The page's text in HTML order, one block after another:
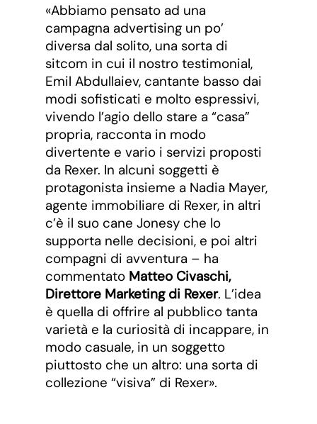
«Abbiamo pensato ad una
campagna advertising un po’
diversa dal solito, una sorta di
sitcom in cui il nostro testimonial,
Emil Abdullaiev, cantante basso dai
modi sofisticati e molto espressivi,
vivendo l’agio dello stare a “casa”
propria, racconta in modo
divertente e vario i servizi proposti
da Rexer. In alcuni soggetti è
protagonista insieme a Nadia Mayer,
agente immobiliare di Rexer, in altri
c’è il suo cane Jonesy che lo
supporta nelle decisioni, e poi altri
compagni di avventura – ha
commentato Matteo Civaschi,
Direttore Marketing di Rexer. L’idea
è quella di offrire al pubblico tanta
varietà e la curiosità di incappare, in
modo casuale, in un soggetto
piuttosto che un altro: una sorta di
collezione “visiva” di Rexer».